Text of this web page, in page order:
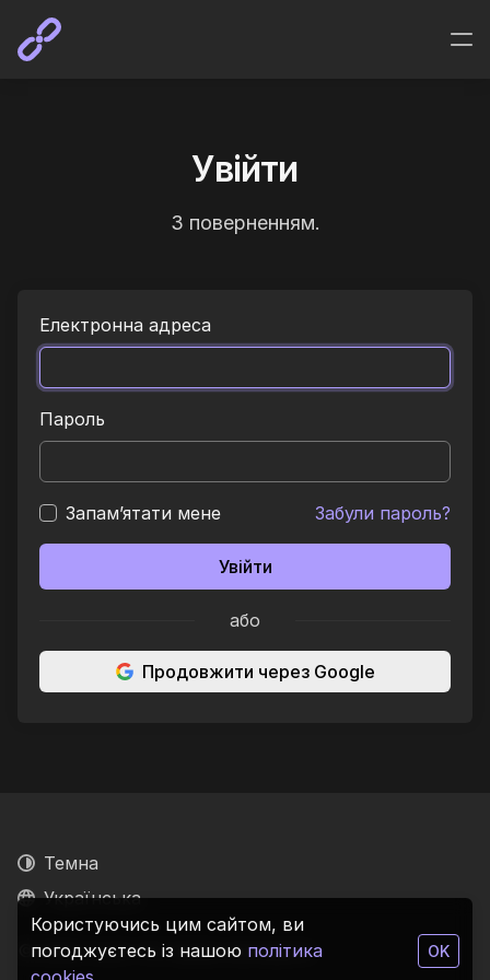
Увійти
З поверненням.
Електронна адреса
Пароль
Запам’ятати мене Забули пароль?
Увійти
або
Продовжити через Google
© 2026 1cutt. Усі права захищено.
Темна
Українська
Користуючись цим сайтом, ви
погоджуєтесь із нашою політика
OK